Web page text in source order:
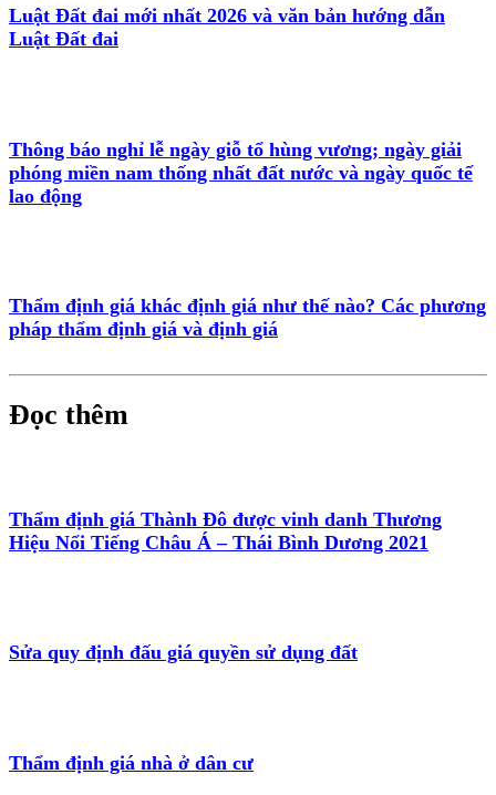
Luật Đất đai mới nhất 2026 và văn bản hướng dẫn
Luật Đất đai
Thông báo nghỉ lễ ngày giỗ tổ hùng vương; ngày giải
phóng miền nam thống nhất đất nước và ngày quốc tế
lao động
Thẩm định giá khác định giá như thế nào? Các phương
pháp thẩm định giá và định giá
Đọc thêm
Thẩm định giá Thành Đô được vinh danh Thương
Hiệu Nổi Tiếng Châu Á – Thái Bình Dương 2021
Sửa quy định đấu giá quyền sử dụng đất
Thẩm định giá nhà ở dân cư